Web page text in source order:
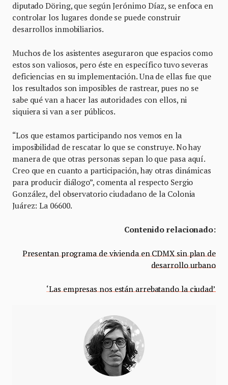
diputado Döring, que según Jerónimo Díaz, se enfoca en
controlar los lugares donde se puede construir
desarrollos inmobiliarios.
Muchos de los asistentes aseguraron que espacios como
estos son valiosos, pero éste en específico tuvo severas
deficiencias en su implementación. Una de ellas fue que
los resultados son imposibles de rastrear, pues no se
sabe qué van a hacer las autoridades con ellos, ni
siquiera si van a ser públicos.
“Los que estamos participando nos vemos en la
imposibilidad de rescatar lo que se construye. No hay
manera de que otras personas sepan lo que pasa aquí.
Creo que en cuanto a participación, hay otras dinámicas
para producir diálogo”, comenta al respecto Sergio
González, del observatorio ciudadano de la Colonia
Juárez: La 06600.
Contenido relacionado:
Presentan programa de vivienda en CDMX sin plan de
desarrollo urbano
‘Las empresas nos están arrebatando la ciudad’